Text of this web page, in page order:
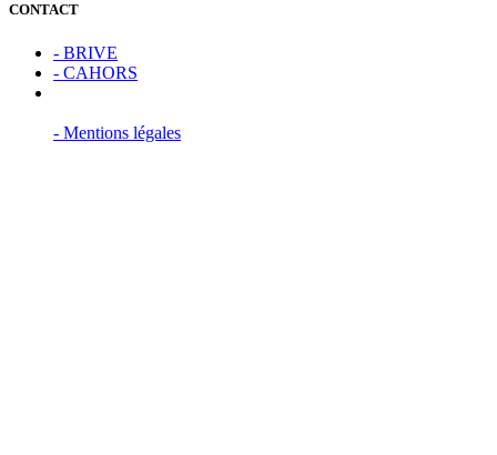
CONTACT
- BRIVE
- CAHORS
- Mentions légales